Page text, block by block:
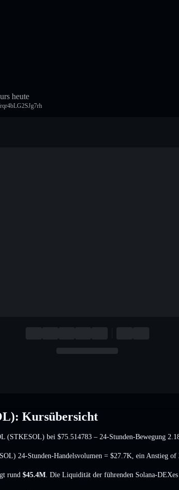
heute
Kursübersicht
(STKESOL) bei $75.514783 – 24-Stunden-Bewegung
24-Stunden-Handelsvolumen = $27.7K ein Anstieg of
rund $45.4M . Die Liquidität der führenden Solana-